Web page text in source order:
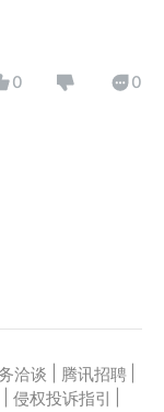
0 0
洽谈 腾讯招聘
侵权投诉指引